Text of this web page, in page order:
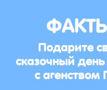
Подарите
сказочный
с